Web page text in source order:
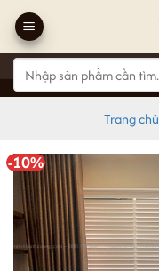
qua
nội
dung
Tìm
kiếm:
Trang chủ
-10%